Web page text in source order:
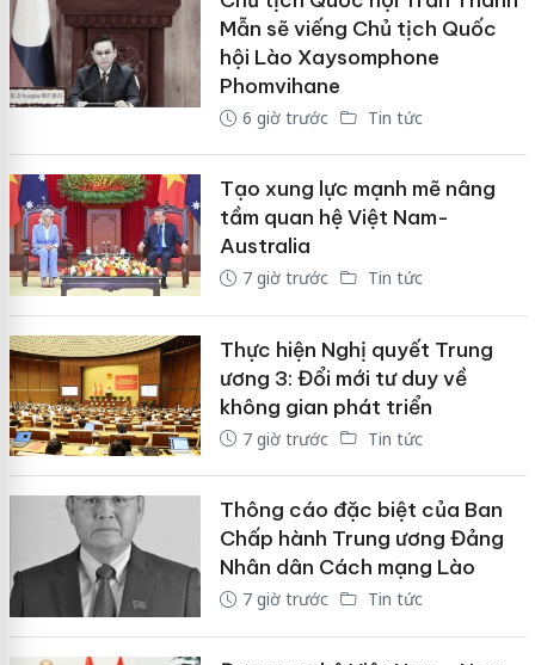
Mẫn sẽ viếng Chủ tịch Quốc
hội Lào Xaysomphone
Phomvihane
6 giờ trước Tin tức
Tạo xung lực mạnh mẽ nâng
tầm quan hệ Việt Nam-
Australia
7 giờ trước Tin tức
Thực hiện Nghị quyết Trung
ương 3: Đổi mới tư duy về
không gian phát triển
7 giờ trước Tin tức
Thông cáo đặc biệt của Ban
Chấp hành Trung ương Đảng
Nhân dân Cách mạng Lào
7 giờ trước Tin tức